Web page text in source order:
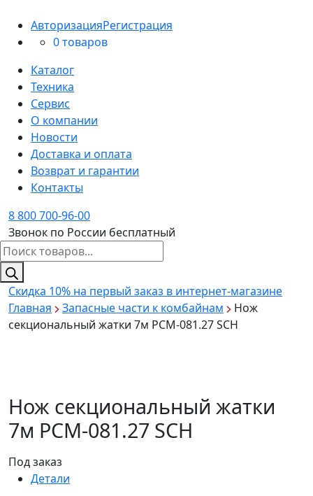
АвторизацияРегистрация
0 товаров
Каталог
Техника
Сервис
О компании
Новости
Доставка и оплата
Возврат и гарантии
Контакты
8 800 700-96-00
Звонок по России бесплатный
Поиск
товаров
Скидка 10% на первый заказ в интернет-магазине
Главная
Запасные части к комбайнам
Нож
секциональный жатки 7м РСМ-081.27 SCH
Нож секциональный жатки
7м РСМ-081.27 SCH
Под заказ
Детали